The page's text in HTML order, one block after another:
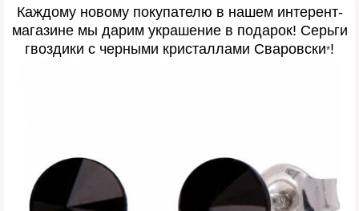
Каждому новому покупателю в нашем интерент-
магазине мы дарим украшение в подарок! Серьги
гвоздики с черными кристаллами Сваровски*!